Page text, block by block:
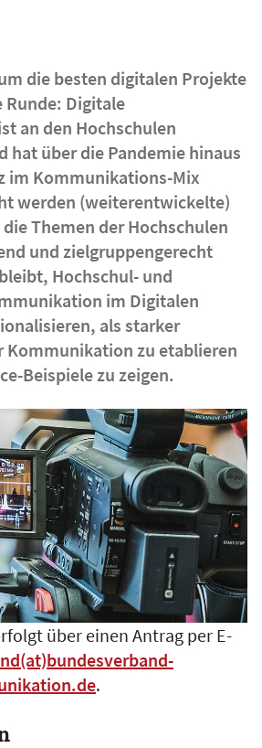
die besten digitalen Projekte
Runde: Digitale
an den Hochschulen
hat über die Pandemie hinaus
im Kommunikations-Mix
werden (weiterentwickelte)
Themen der Hochschulen
und zielgruppengerecht
Hochschul- und
im Digitalen
als starker
Kommunikation zu etablieren
Beispiele zu zeigen.
über einen Antrag per E-
.